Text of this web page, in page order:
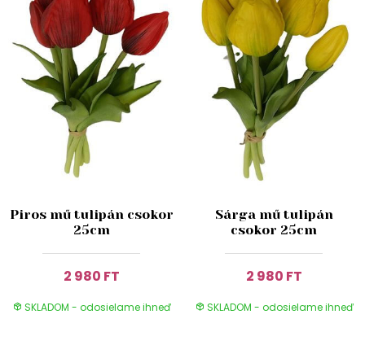
Piros mű tulipán csokor
25cm
2 980 FT
SKLADOM - odosielame ihneď
Sárga mű tulipán
csokor 25cm
2 980 FT
SKLADOM - odosielame ihneď